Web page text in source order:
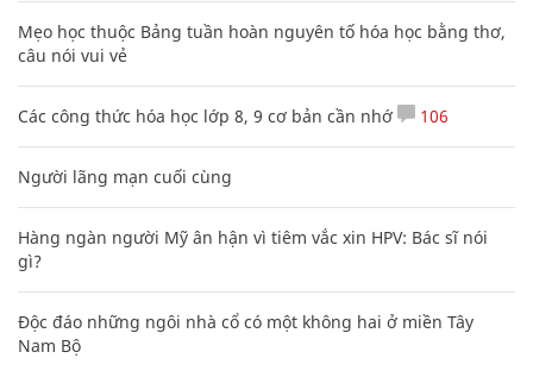
Mẹo học thuộc Bảng tuần hoàn nguyên tố hóa học bằng thơ,
câu nói vui vẻ
Các công thức hóa học lớp 8, 9 cơ bản cần nhớ 106
Người lãng mạn cuối cùng
Hàng ngàn người Mỹ ân hận vì tiêm vắc xin HPV: Bác sĩ nói
gì?
Độc đáo những ngôi nhà cổ có một không hai ở miền Tây
Nam Bộ